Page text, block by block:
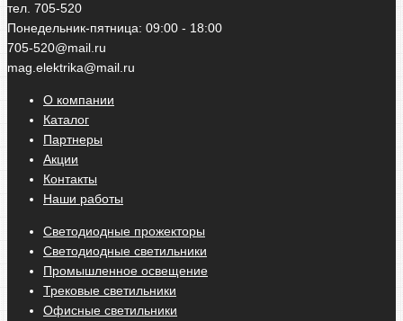
тел. 705-520
Понедельник-пятница: 09:00 - 18:00
705-520@mail.ru
mag.elektrika@mail.ru
О компании
Каталог
Партнеры
Акции
Контакты
Наши работы
Светодиодные прожекторы
Светодиодные светильники
Промышленное освещение
Трековые светильники
Офисные светильники